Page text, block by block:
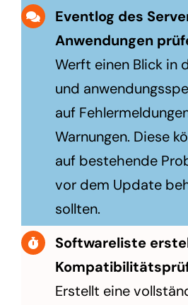
Eventlog des
Anwendungen
Werft einen Blick in
und
auf
Warnungen. Diese
auf bestehende
vor dem Update
sollten.
Softwareliste
Erstellt eine